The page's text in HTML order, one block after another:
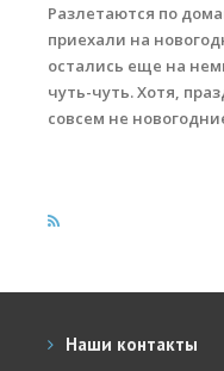
Разлетаются по
приехали на
остались еще на
чуть-чуть. Хотя,
совсем не
Наши контакты